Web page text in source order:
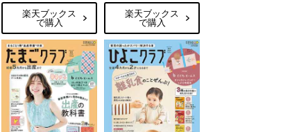
楽天ブックス
で購入
楽天ブックス
で購入